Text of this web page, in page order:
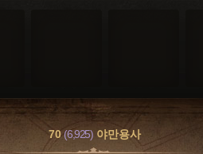
70(6,925)야만용사